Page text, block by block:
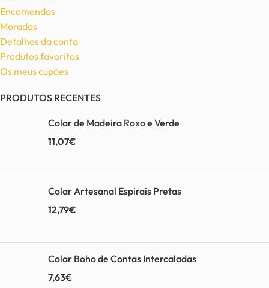
Encomendas
Moradas
Detalhes da conta
Produtos favoritos
Os meus cupões
PRODUTOS RECENTES
Colar de Madeira Roxo e Verde
11,07€
Colar Artesanal Espirais Pretas
12,79€
Colar Boho de Contas Intercaladas
7,63€